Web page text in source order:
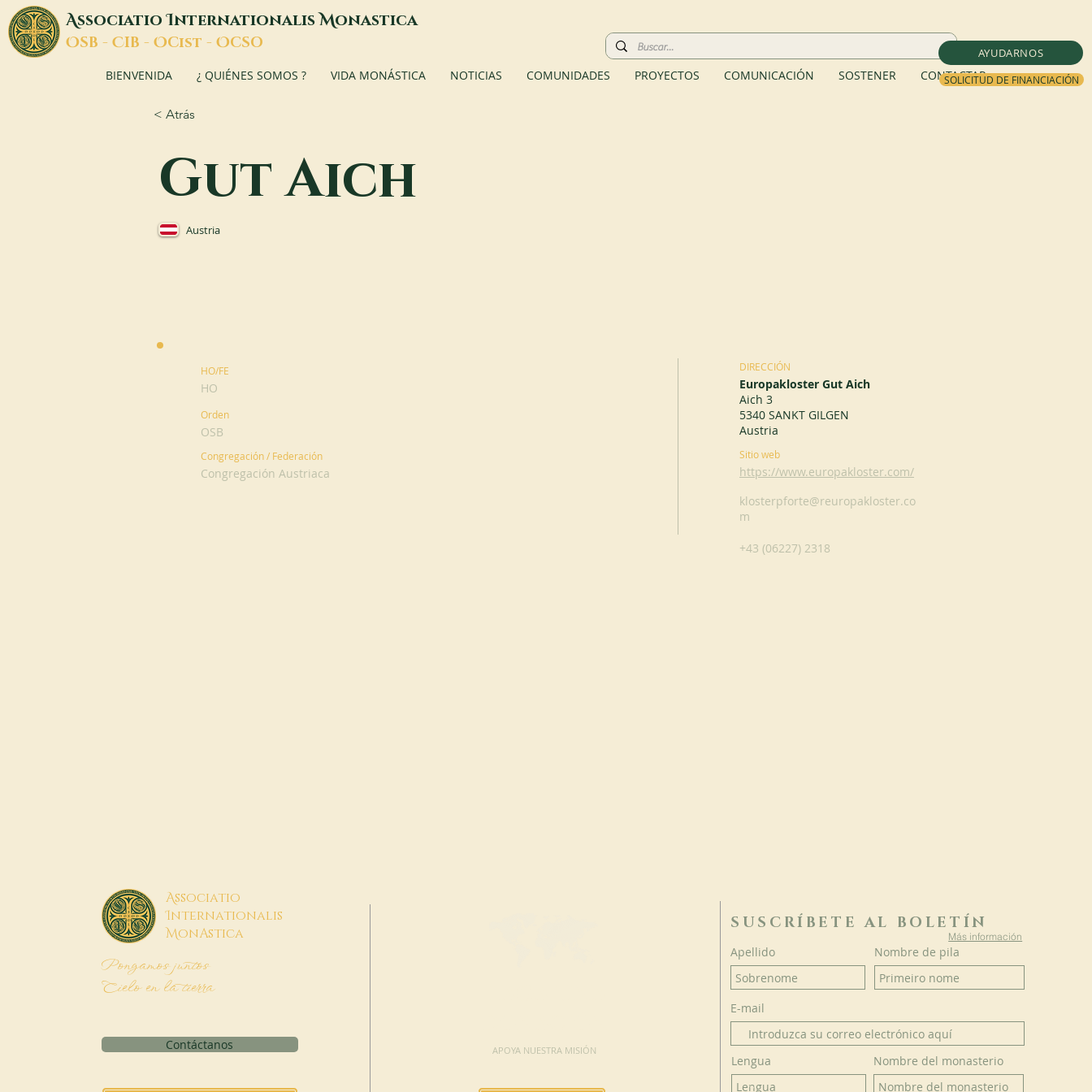
AYUDARNOS
SOLICITUD DE FINANCIACIÓN
AssociatioInternationalisMonastica
OSB - CIB - OCist - OCSO
BIENVENIDA ¿ QUIÉNES SOMOS ? VIDA MONÁSTICA NOTICIAS COMUNIDADES PROYECTOS COMUNICACIÓN SOSTENER CONTACTAR
< Atrás
Gut Aich
Austria
HO/FE
HO
Orden
OSB
Congregación / Federación
Congregación Austriaca
DIRECCIÓN
Europakloster Gut Aich
Aich 3
5340 SANKT GILGEN
Austria
Sitio web
https://www.europakloster.com/
klosterpforte@reuropakloster.co
m
+43 (06227) 2318
Associatio
Internationalis
MonAstica
Pongamos juntos
Cielo en la tierra
Contáctanos APOYA NUESTRA MISIÓN
SUSCRÍBETE AL BOLETÍN
Más información
Apellido Nombre de pila
E-mail
Lengua Nombre del monasterio